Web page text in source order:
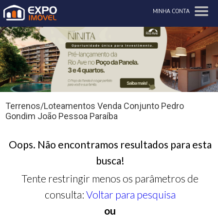
MINHA CONTA
Terrenos/Loteamentos Venda Conjunto Pedro
Gondim João Pessoa Paraíba
Oops. Não encontramos resultados para esta
busca!
Tente restringir menos os parâmetros de
consulta: Voltar para pesquisa
ou